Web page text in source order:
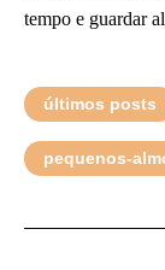
tempo e guardar
últimos posts
pequenos-